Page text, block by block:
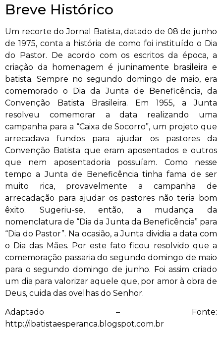
Breve Histórico
Um recorte do Jornal Batista, datado de 08 de junho
de 1975, conta a história de como foi instituído o Dia
do Pastor. De acordo com os escritos da época, a
criação da homenagem é juninamente brasileira e
batista. Sempre no segundo domingo de maio, era
comemorado o Dia da Junta de Beneficência, da
Convenção Batista Brasileira. Em 1955, a Junta
resolveu comemorar a data realizando uma
campanha para a “Caixa de Socorro”, um projeto que
arrecadava fundos para ajudar os pastores da
Convenção Batista que eram aposentados e outros
que nem aposentadoria possuíam. Como nesse
tempo a Junta de Beneficência tinha fama de ser
muito rica, provavelmente a campanha de
arrecadação para ajudar os pastores não teria bom
êxito. Sugeriu-se, então, a mudança da
nomenclatura de “Dia da Junta da Beneficência” para
“Dia do Pastor”. Na ocasião, a Junta dividia a data com
o Dia das Mães. Por este fato ficou resolvido que a
comemoração passaria do segundo domingo de maio
para o segundo domingo de junho. Foi assim criado
um dia para valorizar aquele que, por amor à obra de
Deus, cuida das ovelhas do Senhor.
Adaptado – Fonte:
http://ibatistaesperanca.blogspot.com.br